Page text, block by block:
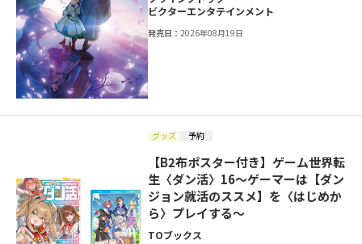
ビクターエンタテインメント
発売日：2026年08月19日
グッズ 予約
【B2布ポスター付き】ゲーム世界転
生〈ダン活〉16～ゲーマーは【ダン
ジョン就活のススメ】を〈はじめか
ら〉プレイする～
TOブックス